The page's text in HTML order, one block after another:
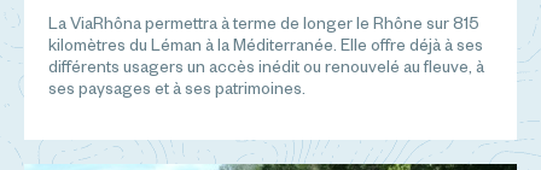
La ViaRhôna permettra à terme de longer le Rhône sur 815
kilomètres du Léman à la Méditerranée. Elle offre déjà à ses
différents usagers un accès inédit ou renouvelé au fleuve, à
ses paysages et à ses patrimoines.